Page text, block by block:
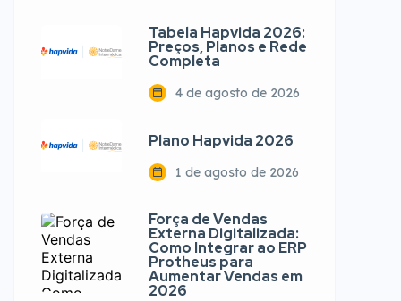
Tabela Hapvida 2026:
Preços, Planos e Rede
Completa
4 de agosto de 2026
Plano Hapvida 2026
1 de agosto de 2026
Força de Vendas
Externa Digitalizada:
Como Integrar ao ERP
Protheus para
Aumentar Vendas em
2026